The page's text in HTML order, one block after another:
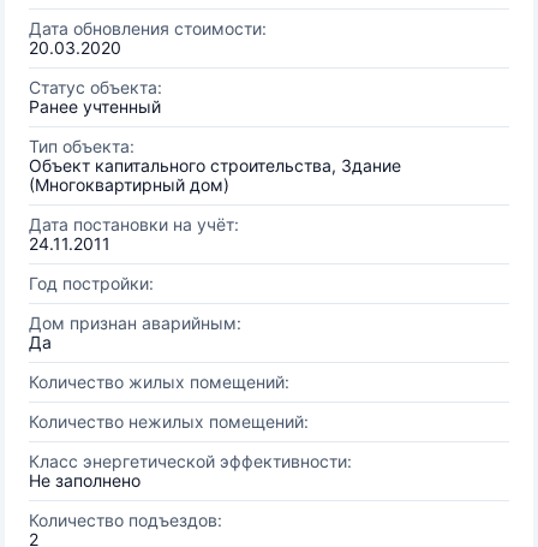
Дата обновления стоимости:
20.03.2020
Статус объекта:
Ранее учтенный
Тип объекта:
Объект капитального строительства, Здание
(Многоквартирный дом)
Дата постановки на учёт:
24.11.2011
Год постройки:
Дом признан аварийным:
Да
Количество жилых помещений:
Количество нежилых помещений:
Класс энергетической эффективности:
Не заполнено
Количество подъездов:
2